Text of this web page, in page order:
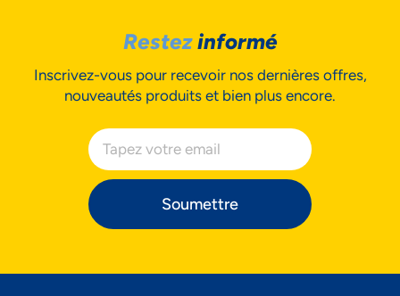
Restezinformé
Inscrivez-vous pour recevoir nos dernières offres,
nouveautés produits et bien plus encore.
Soumettre